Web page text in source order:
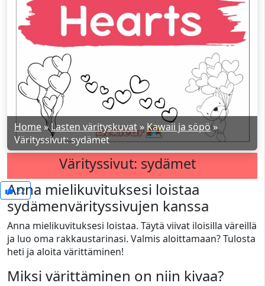
Home »Lasten värityskuvat» Kawaii ja söpö»
Värityssivut: sydämet
Värityssivut: sydämet
22
Anna mielikuvituksesi loistaa
sydämenvärityssivujen kanssa
Anna mielikuvituksesi loistaa. Täytä viivat iloisilla väreillä
ja luo oma rakkaustarinasi. Valmis aloittamaan? Tulosta
heti ja aloita värittäminen!
Miksi värittäminen on niin kivaa?